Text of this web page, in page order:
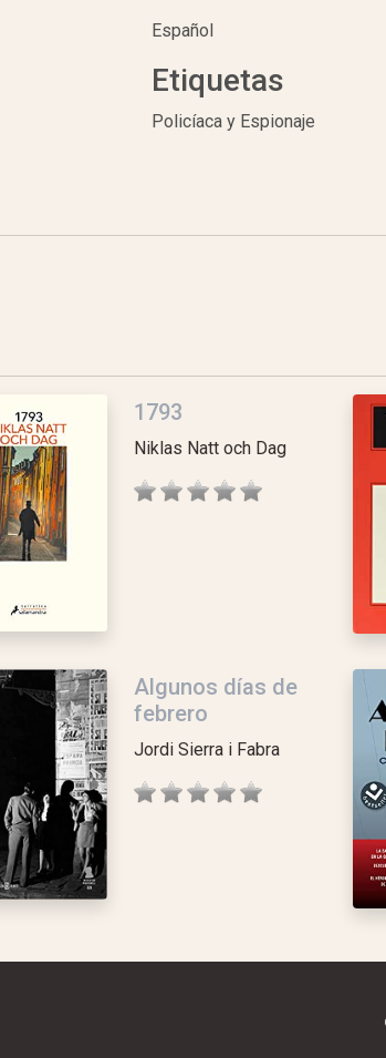
Español
Etiquetas
Policíaca y Espionaje
1793
Niklas Natt och Dag
Algunos días de
febrero
Jordi Sierra i Fabra